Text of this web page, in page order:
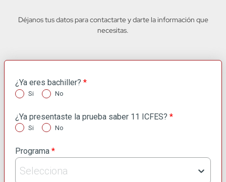
Déjanos tus datos para contactarte y darte la información que
necesitas.
¿Ya eres bachiller? *
Si No
¿Ya presentaste la prueba saber 11 ICFES? *
Si No
Programa *
Selecciona